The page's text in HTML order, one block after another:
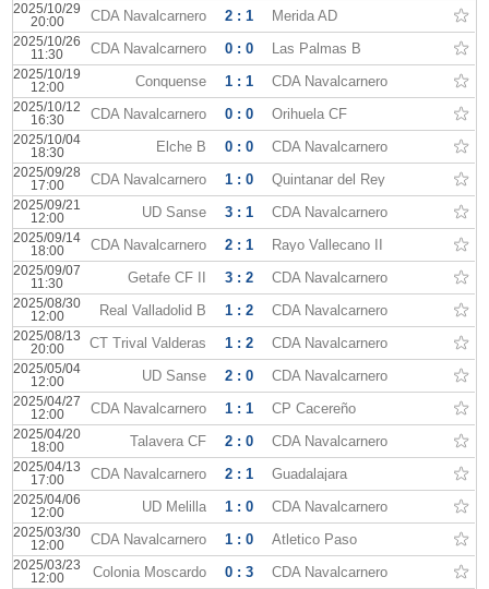
2025/10/29
20:00
CDA Navalcarnero 2 : 1 Merida AD
2025/10/26
11:30
CDA Navalcarnero 0 : 0 Las Palmas B
2025/10/19
12:00
Conquense 1 : 1 CDA Navalcarnero
2025/10/12
16:30
CDA Navalcarnero 0 : 0 Orihuela CF
2025/10/04
18:30
Elche B 0 : 0 CDA Navalcarnero
2025/09/28
17:00
CDA Navalcarnero 1 : 0 Quintanar del Rey
2025/09/21
12:00
UD Sanse 3 : 1 CDA Navalcarnero
2025/09/14
18:00
CDA Navalcarnero 2 : 1 Rayo Vallecano II
2025/09/07
11:30
Getafe CF II 3 : 2 CDA Navalcarnero
2025/08/30
12:00
Real Valladolid B 1 : 2 CDA Navalcarnero
2025/08/13
20:00
CT Trival Valderas 1 : 2 CDA Navalcarnero
2025/05/04
12:00
UD Sanse 2 : 0 CDA Navalcarnero
2025/04/27
12:00
CDA Navalcarnero 1 : 1 CP Cacereño
2025/04/20
18:00
Talavera CF 2 : 0 CDA Navalcarnero
2025/04/13
17:00
CDA Navalcarnero 2 : 1 Guadalajara
2025/04/06
12:00
UD Melilla 1 : 0 CDA Navalcarnero
2025/03/30
12:00
CDA Navalcarnero 1 : 0 Atletico Paso
2025/03/23
12:00
Colonia Moscardo 0 : 3 CDA Navalcarnero